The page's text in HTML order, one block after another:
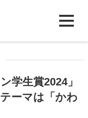
学生賞2024」
ーマは「かわ